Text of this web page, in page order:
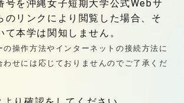
号を沖縄女子短期大学公式Webサ
のリンクにより閲覧した場合、そ
て本学は関知しません。
の操作方法やインターネットの接続方法に
わせには応じておりませんのでご了承くだ